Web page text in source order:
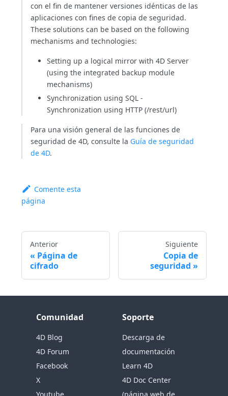
con el fin de mantener versiones idénticas de las
aplicaciones con fines de copia de seguridad.
These solutions can be based on the following
mechanisms and technologies:
Setting up a logical mirror with 4D Server
(using the integrated backup module
mechanisms)
Synchronization using SQL -
Synchronization using HTTP (/rest/url)
Para una visión general de las funciones de
seguridad de 4D, consulte la Guía de seguridad
de 4D.
Comente esta
página
Anterior
Página de
cifrado
Siguiente
Copia de
seguridad
Comunidad
4D Blog
4D Forum
Facebook
X
Soporte
Descarga de
documentación
Learn 4D
4D Doc Center